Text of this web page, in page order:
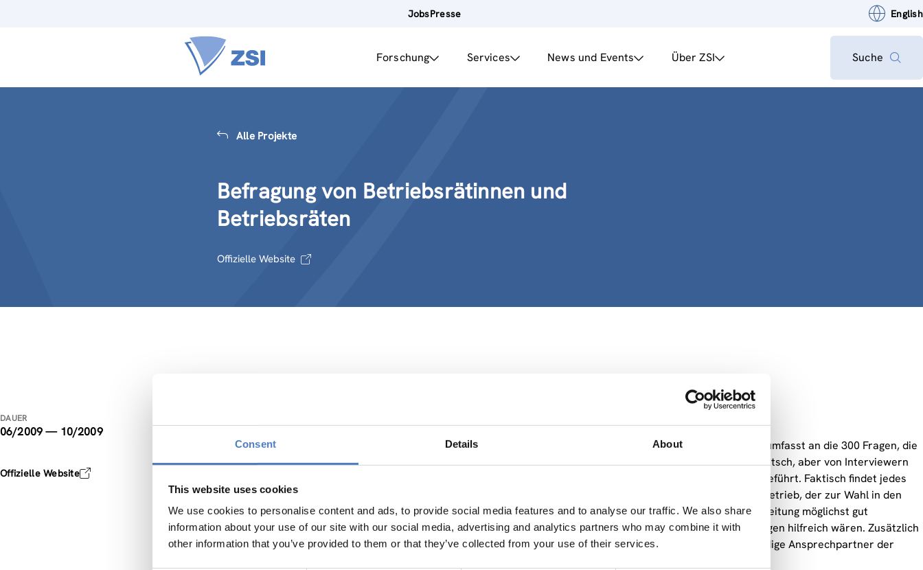
Consent Details About
This website uses cookies
We use cookies to personalise content and ads, to provide social media features and to analyse our traffic. We also share
information about your use of our site with our social media, advertising and analytics partners who may combine it with
other information that you’ve provided to them or that they’ve collected from your use of their services.
JobsPresse English
Forschung Services News und Events Über ZSI Suche
Alle Projekte
Befragung von Betriebsrätinnen und
Betriebsräten
Offizielle Website
DAUER
06/2009 — 10/2009
Offizielle Website
Befragung von Betriebsrätinnen und Betriebsräten
ZSI erstellt den Fragebogen, macht die Qualitätskontrolle und wertet die Daten aus. Der Fragebogen umfasst an die 300 Fragen, die
großteils in einer fünfteiligen Skala zu beantworten sind. Die Interviews werden grundsätzlich auf Deutsch, aber von Interviewern
mit muttersprachlichen Kenntnissen des Kroatischen, Kurdischen, Serbischen und Türkischen durchgeführt. Faktisch findet jedes
Interview in einer Mischung aus zwei bis drei Sprachen statt. Ziel ist es, den Etablierungsprozess im Betrieb, der zur Wahl in den
Betriebsrat geführt hat, und den Etablierungsprozess im Betriebsrat sowie gegenüebr der Geschäftsleitung möglichst gut
beschreiben zu können. Dabei soll eruiert werden, welche gewerkschaftlichen Unterstützungsleistungen hilfreich wären. Zusätzlich
wird erhoben, inwiefern es den Fachgewerkschaften gelingt, sich als kompetente und vertrauenswürdige Ansprechpartner der